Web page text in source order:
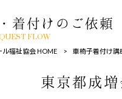
着付けのご依頼
FLOW
福祉協会 HOME > 車椅子着付け講
東京都成